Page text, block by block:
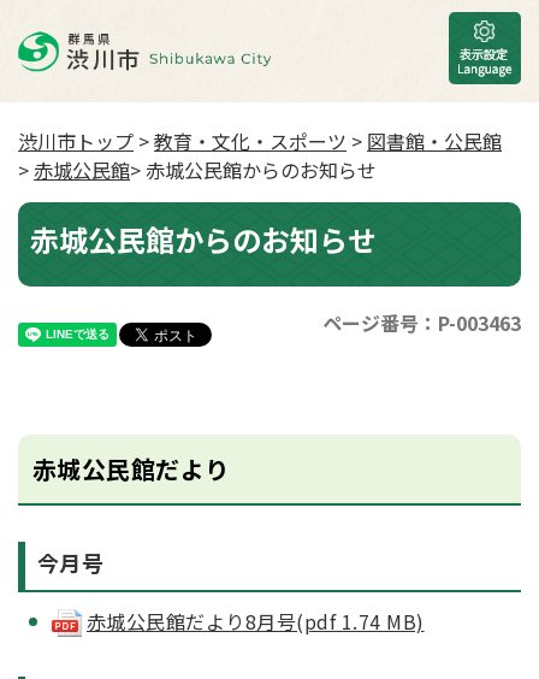
渋川市トップ >教育・文化・スポーツ > 図書館・公民館
> 赤城公民館> 赤城公民館からのお知らせ
赤城公民館からのお知らせ
ページ番号：P-003463
赤城公民館だより
今月号
赤城公民館だより8月号(pdf 1.74 MB)